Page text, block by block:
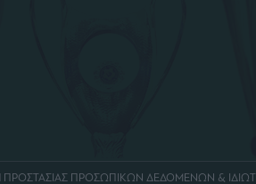
ΠΡΟΣΤΑΣΙΑΣ ΠΡΟΣΩΠΙΚΩΝ ΔΕΔΟΜΕΝΩΝ &